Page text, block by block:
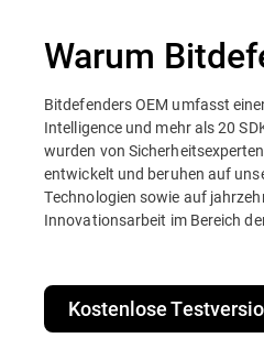
Warum
Bitdefenders OEM umfasst
Intelligence und mehr als 20
wurden von
entwickelt und beruhen auf
Technologien sowie auf
Innovationsarbeit im Bereich
Kostenlose